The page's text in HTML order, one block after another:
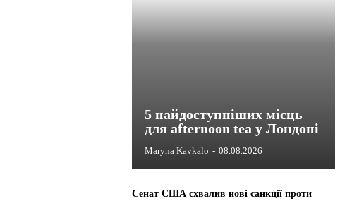
5 найдоступніших місць
для afternoon tea у Лондоні
Maryna Kavkalo - 08.08.2026
Сенат США схвалив нові санкції проти